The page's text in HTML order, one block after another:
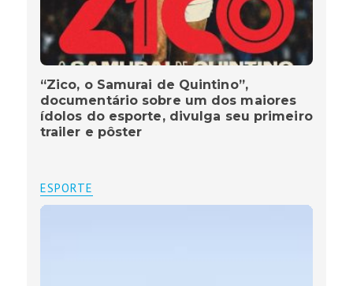
“Zico, o Samurai de Quintino”,
documentário sobre um dos maiores
ídolos do esporte, divulga seu primeiro
trailer e pôster
ESPORTE